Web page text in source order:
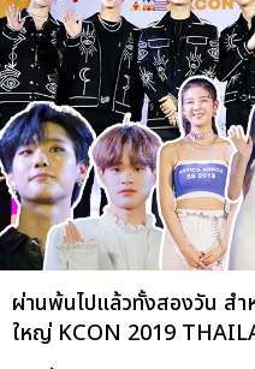
ผ่านพ้นไปแล้วทั้งสองวัน ส
ใหญ่ KCON 2019